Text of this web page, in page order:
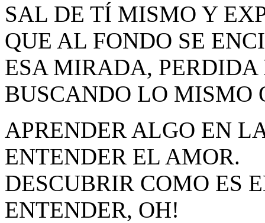
SAL DE TÍ MISMO Y
QUE AL FONDO SE
ESA MIRADA,
BUSCANDO LO MISMO
APRENDER ALGO EN
ENTENDER EL AMOR.
DESCUBRIR COMO ES
ENTENDER, OH!